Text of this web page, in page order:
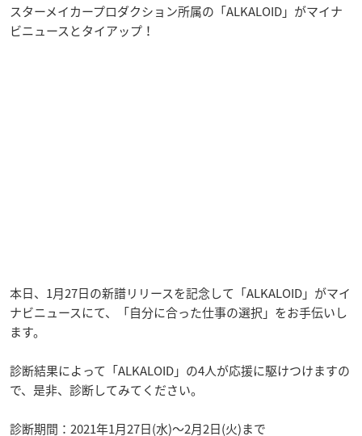
スターメイカープロダクション所属の「ALKALOID」がマイナ
ビニュースとタイアップ！
本日、1月27日の新譜リリースを記念して「ALKALOID」がマイ
ナビニュースにて、「自分に合った仕事の選択」をお手伝いし
ます。
診断結果によって「ALKALOID」の4人が応援に駆けつけますの
で、是非、診断してみてください。
診断期間：2021年1月27日(水)～2月2日(火)まで